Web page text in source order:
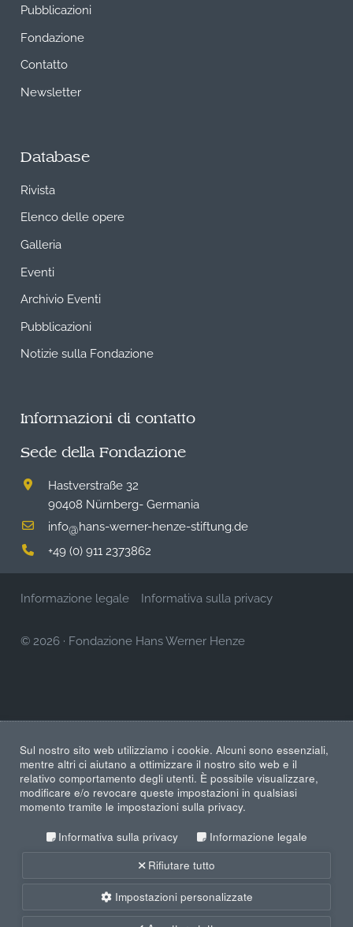
Pubblicazioni
Fondazione
Contatto
Newsletter
Database
Rivista
Elenco delle opere
Galleria
Eventi
Archivio Eventi
Pubblicazioni
Notizie sulla Fondazione
Informazioni di contatto
Sede della Fondazione
Hastverstraße 32
90408 Nürnberg- Germania
info@hans-werner-henze-stiftung.de
+49 (0) 911 2373862
Informazione legale Informativa sulla privacy
© 2026 · Fondazione Hans Werner Henze
Sul nostro sito web utilizziamo i cookie. Alcuni sono essenziali,
mentre altri ci aiutano a ottimizzare il nostro sito web e il
relativo comportamento degli utenti. È possibile visualizzare,
modificare e/o revocare queste impostazioni in qualsiasi
momento tramite le impostazioni sulla privacy.
Informativa sulla privacy
Informazione legale
Rifiutare tutto
Impostazioni personalizzate